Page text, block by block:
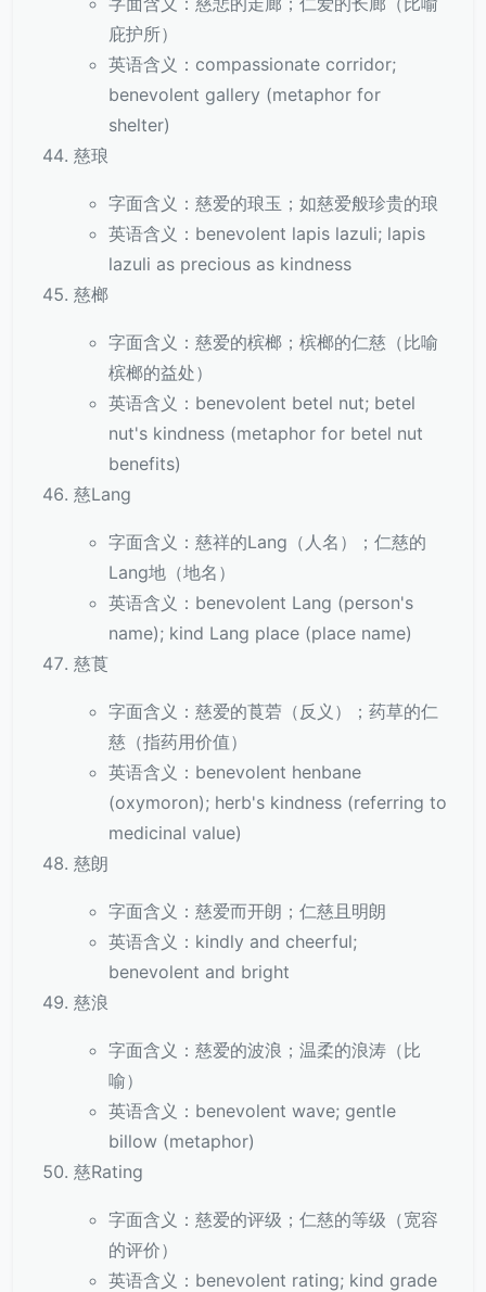
庇护所）
英语含义：compassionate corridor;
benevolent gallery (metaphor for
shelter)
慈琅
字面含义：慈爱的琅玉；如慈爱般珍贵的琅
英语含义：benevolent lapis lazuli; lapis
lazuli as precious as kindness
慈榔
字面含义：慈爱的槟榔；槟榔的仁慈（比喻
槟榔的益处）
英语含义：benevolent betel nut; betel
nut's kindness (metaphor for betel nut
benefits)
慈Lang
字面含义：慈祥的Lang（人名）；仁慈的
Lang地（地名）
英语含义：benevolent Lang (person's
name); kind Lang place (place name)
慈莨
字面含义：慈爱的莨菪（反义）；药草的仁
慈（指药用价值）
英语含义：benevolent henbane
(oxymoron); herb's kindness (referring to
medicinal value)
慈朗
字面含义：慈爱而开朗；仁慈且明朗
英语含义：kindly and cheerful;
benevolent and bright
慈浪
字面含义：慈爱的波浪；温柔的浪涛（比
喻）
英语含义：benevolent wave; gentle
billow (metaphor)
慈Rating
字面含义：慈爱的评级；仁慈的等级（宽容
的评价）
英语含义：benevolent rating; kind grade